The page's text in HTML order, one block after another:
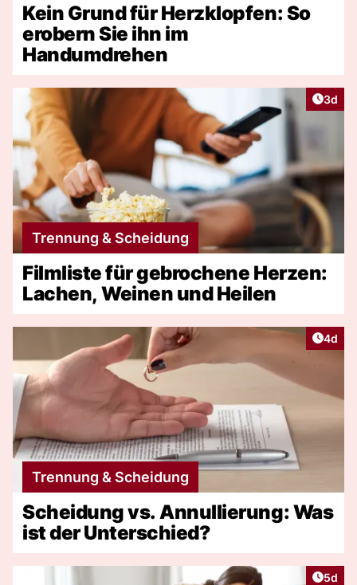
Kein Grund für Herzklopfen: So
erobern Sie ihn im
Handumdrehen
3d
Trennung & Scheidung
Filmliste für gebrochene Herzen:
Lachen, Weinen und Heilen
4d
Trennung & Scheidung
Scheidung vs. Annullierung: Was
ist der Unterschied?
5d